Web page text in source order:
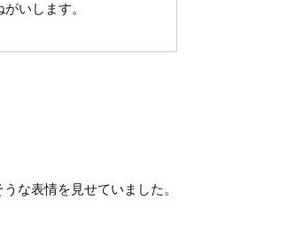
いします。
な表情を見せていました。